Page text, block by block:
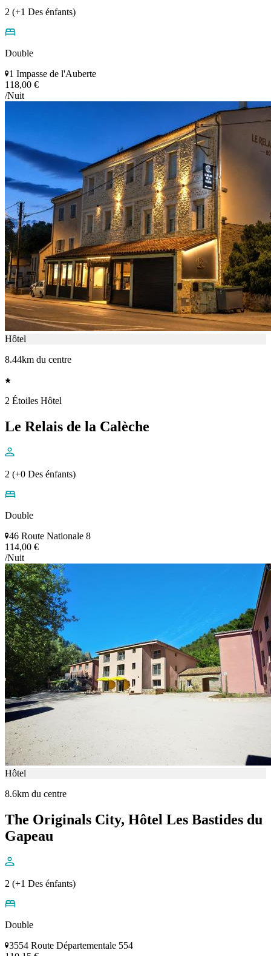
2 (+1 Des énfants)
Double
1 Impasse de l'Auberte
118,00 €
/Nuit
Hôtel
8.44km du centre
2 Étoiles Hôtel
Le Relais de la Calèche
2 (+0 Des énfants)
Double
46 Route Nationale 8
114,00 €
/Nuit
Hôtel
8.6km du centre
The Originals City, Hôtel Les Bastides du
Gapeau
2 (+1 Des énfants)
Double
3554 Route Départementale 554